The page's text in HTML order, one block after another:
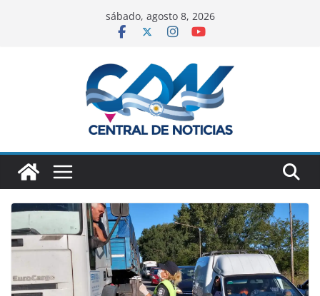
sábado, agosto 8, 2026